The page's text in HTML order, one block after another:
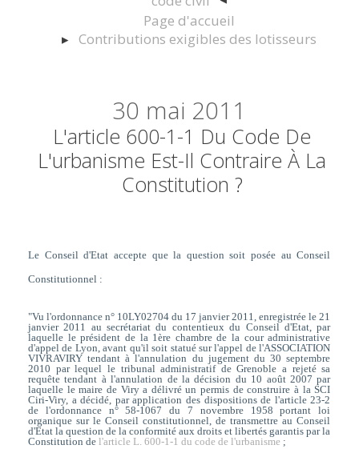
Page d'accueil
Contributions exigibles des lotisseurs
30 mai 2011
L'article 600-1-1 Du Code De
L'urbanisme Est-Il Contraire À La
Constitution ?
Le Conseil d'Etat accepte que la question soit posée au Conseil
Constitutionnel :
"Vu l'ordonnance n° 10LY02704 du 17 janvier 2011, enregistrée le 21
janvier 2011 au secrétariat du contentieux du Conseil d'Etat, par
laquelle le président de la 1ère chambre de la cour administrative
d'appel de Lyon, avant qu'il soit statué sur l'appel de l'ASSOCIATION
VIVRAVIRY tendant à l'annulation du jugement du 30 septembre
2010 par lequel le tribunal administratif de Grenoble a rejeté sa
requête tendant à l'annulation de la décision du 10 août 2007 par
laquelle le maire de Viry a délivré un permis de construire à la SCI
Ciri-Viry, a décidé, par application des dispositions de l'article 23-2
de l'ordonnance n° 58-1067 du 7 novembre 1958 portant loi
organique sur le Conseil constitutionnel, de transmettre au Conseil
d'Etat la question de la conformité aux droits et libertés garantis par la
Constitution de l'article L. 600-1-1 du code de l'urbanisme ;